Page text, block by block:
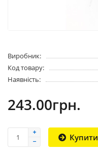
Виробник:
Код товару:
Наявність:
243.00грн.
Купити